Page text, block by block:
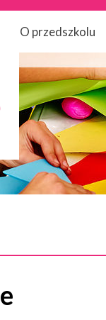
O przedszkolu